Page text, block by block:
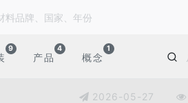
9
产品
4
概念
1
2026-05-27